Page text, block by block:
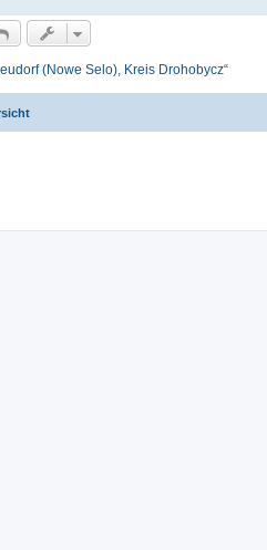
(Nowe Selo), Kreis Drohobycz“